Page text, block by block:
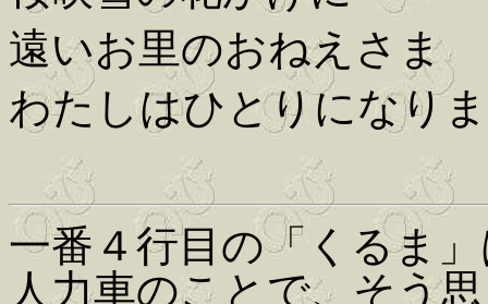
遠いお里のおねえさま
わたしはひとりになり
一番４行目の「くるま
人力車のことで、そう